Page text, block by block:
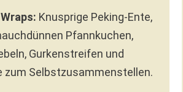
Knusprige Peking-Ente,
Pfannkuchen,
Gurkenstreifen und
zum Selbstzusammenstellen.